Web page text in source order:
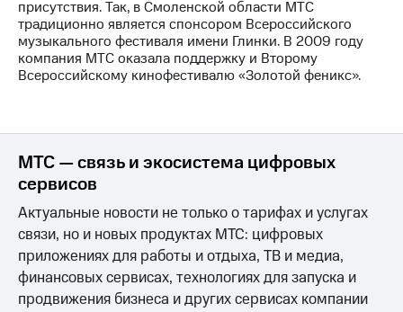
Корпоративный
секретарь
Раскрытие
информации
"МТС"
Собрания
акционеров
Личный
кабинет
Акционерный
капитал
Контроль
присутствия. Так, в Смоленской области МТС
традиционно является спонсором Всероссийского
музыкального фестиваля имени Глинки. В 2009 году
компания МТС оказала поддержку и Второму
Всероссийскому кинофестивалю «Золотой феникс».
МТС — связь и экосистема цифровых
сервисов
Актуальные новости не только о тарифах и услугах
связи, но и новых продуктах МТС: цифровых
приложениях для работы и отдыха, ТВ и медиа,
финансовых сервисах, технологиях для запуска и
продвижения бизнеса и других сервисах компании